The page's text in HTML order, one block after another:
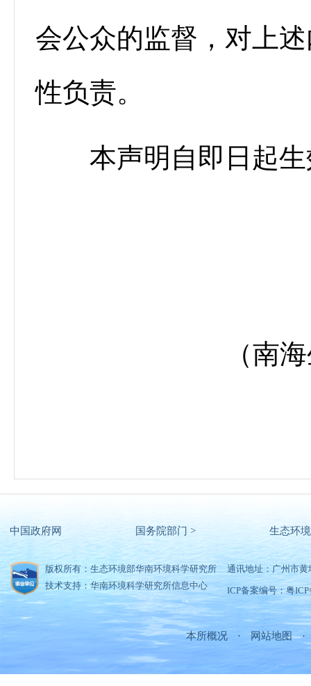
会公众的监督，对上
性负责。
本声明自即日起生
（南
中国政府网 国务院部门 > 生态环
版权所有：生态环境部华南环境科学研究所
技术支持：华南环境科学研究所信息中心
通讯地址：广州市
ICP备案编号：粤
本所概况 · 网站地图 ·